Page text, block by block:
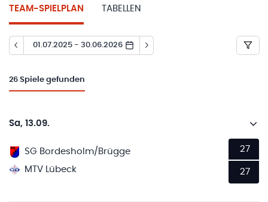
TEAM-SPIELPLAN TABELLEN
01.07.2025 - 30.06.2026
26 Spiele gefunden
Sa, 13.09.
SG Bordesholm/Brügge
MTV Lübeck
27
27